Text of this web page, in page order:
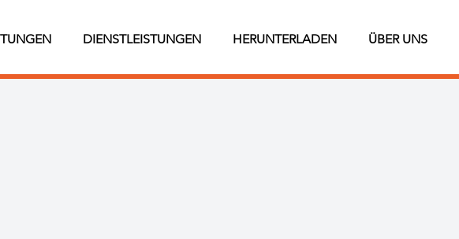
DIENSTLEISTUNGEN HERUNTERLADEN ÜBER UNS